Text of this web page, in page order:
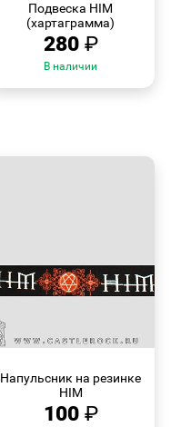
Подвеска HIM
(хартаграмма)
280 ₽
В наличии
Напульсник на резинке
HIM
100 ₽